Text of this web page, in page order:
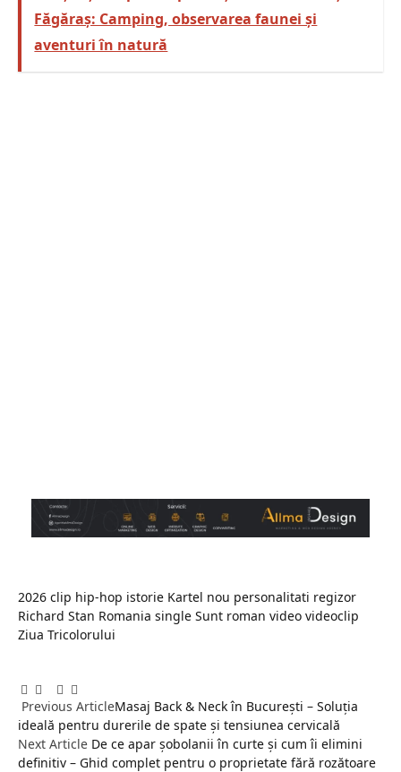
Făgăraș: Camping, observarea faunei și
aventuri în natură
2026 clip hip-hop istorie Kartel nou personalitati regizor
Richard Stan Romania single Sunt roman video videoclip
Ziua Tricolorului
Facebook
Twitter
Pinterest
LinkedIn
Tumblr
Previous ArticleMasaj Back & Neck în București – Soluția
ideală pentru durerile de spate și tensiunea cervicală
Next Article De ce apar șobolanii în curte și cum îi elimini
definitiv – Ghid complet pentru o proprietate fără rozătoare